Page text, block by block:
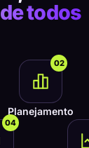
de todos
02
Planejamento
04